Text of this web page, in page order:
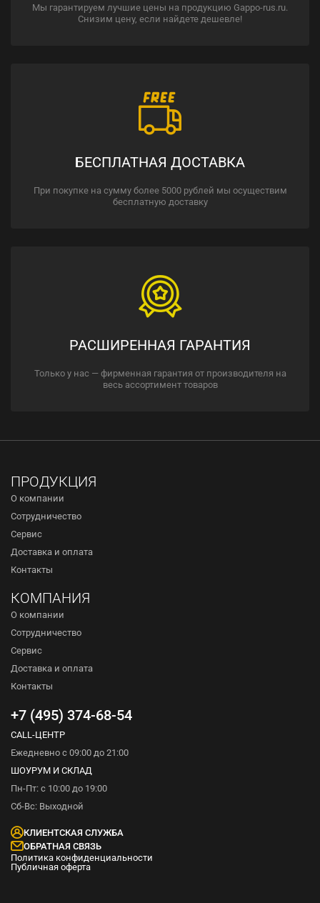
Мы гарантируем лучшие цены на продукцию Gappo-rus.ru.
Снизим цену, если найдете дешевле!
БЕСПЛАТНАЯ ДОСТАВКА
При покупке на сумму более 5000 рублей мы осуществим
бесплатную доставку
РАСШИРЕННАЯ ГАРАНТИЯ
Только у нас — фирменная гарантия от производителя на
весь ассортимент товаров
ПРОДУКЦИЯ
О компании
Сотрудничество
Сервис
Доставка и оплата
Контакты
КОМПАНИЯ
О компании
Сотрудничество
Сервис
Доставка и оплата
Контакты
+7 (495) 374-68-54
CALL-ЦЕНТР
Ежедневно с 09:00 до 21:00
ШОУРУМ И СКЛАД
Пн-Пт: с 10:00 до 19:00
Сб-Вс: Выходной
КЛИЕНТСКАЯ СЛУЖБА
ОБРАТНАЯ СВЯЗЬ
Политика конфиденциальности
Публичная оферта